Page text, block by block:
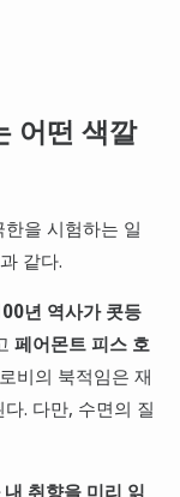
어떤 색깔
을 시험하는 일
같다.
년 역사가 콧등
페어몬트 피스 호
비의 북적임은 재
. 다만, 수면의 질
취향을 미리 읽